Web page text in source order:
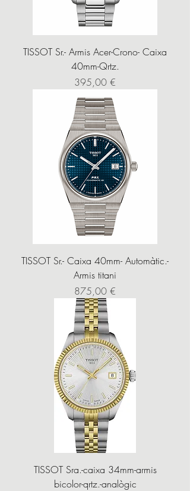
TISSOT Sr.- Armis Acer-Crono- Caixa
40mm-Qrtz.
Precio
395,00 €
TISSOT Sr.- Caixa 40mm- Automàtic.-
Armis titani
Precio
875,00 €
TISSOT Sra.-caixa 34mm-armis
bicolor-qrtz.-analògic